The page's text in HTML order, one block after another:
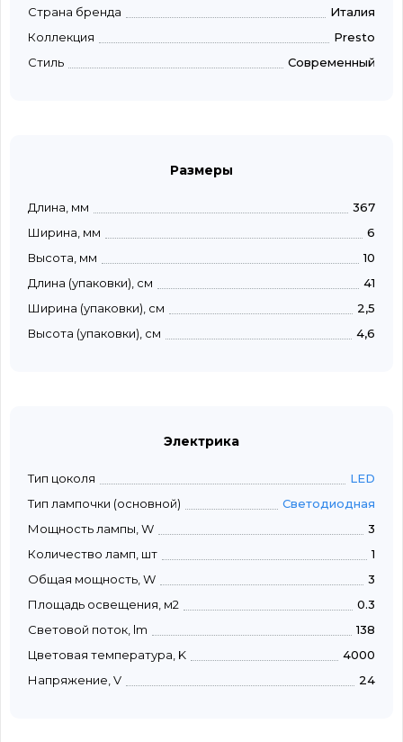
Страна бренда
Италия
Коллекция
Presto
Стиль
Современный
Размеры
Длина, мм
367
Ширина, мм
6
Высота, мм
10
Длина (упаковки), см
41
Ширина (упаковки), см
2,5
Высота (упаковки), см
4,6
Электрика
Тип цоколя
LED
Тип лампочки (основной)
Светодиодная
Мощность лампы, W
3
Количество ламп, шт
1
Общая мощность, W
3
Площадь освещения, м2
0.3
Световой поток, lm
138
Цветовая температура, K
4000
Напряжение, V
24